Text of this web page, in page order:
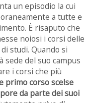
un episodio la cui
a tutte e
È risaputo che
noiosi i corsi delle
studi. Quando si
del suo campus
i corsi che più
primo corso scelse
da parte dei suoi